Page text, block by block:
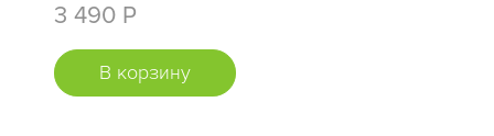
3 490 Р
В корзину